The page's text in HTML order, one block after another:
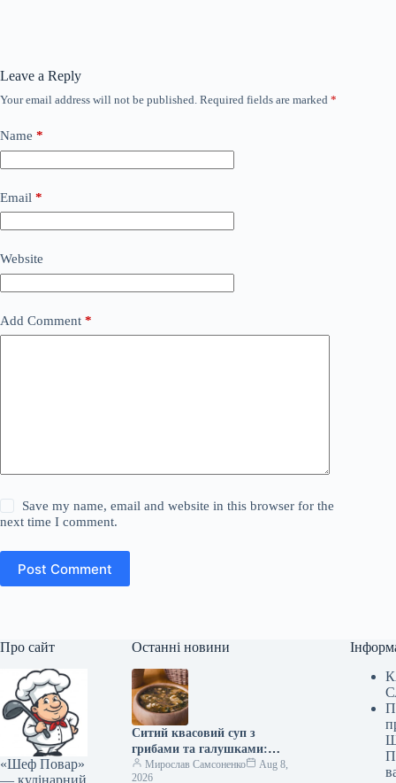
Leave a Reply
Your email address will not be published. Required fields are marked *
Name *
Email *
Website
Add Comment *
Save my name, email and website in this browser for the
next time I comment.
Post Comment
Про сайт
«Шеф Повар»
— кулінарний
Останні новини
Ситий квасовий суп з
грибами та галушками:
покроковий рецепт з фото
Мирослав Самсоненко
Aug 8,
2026